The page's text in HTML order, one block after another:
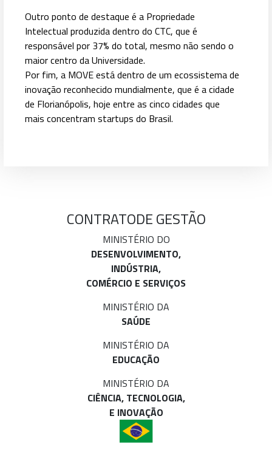
Outro ponto de destaque é a Propriedade
Intelectual produzida dentro do CTC, que é
responsável por 37% do total, mesmo não sendo o
maior centro da Universidade.
Por fim, a MOVE está dentro de um ecossistema de
inovação reconhecido mundialmente, que é a cidade
de Florianópolis, hoje entre as cinco cidades que
mais concentram startups do Brasil.
CONTRATODE GESTÃO
MINISTÉRIO DO
DESENVOLVIMENTO,
INDÚSTRIA,
COMÉRCIO E SERVIÇOS
MINISTÉRIO DA
SAÚDE
MINISTÉRIO DA
EDUCAÇÃO
MINISTÉRIO DA
CIÊNCIA, TECNOLOGIA,
E INOVAÇÃO